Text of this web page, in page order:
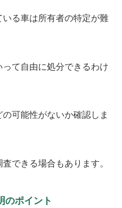
る車は所有者の特定が難
て自由に処分できるわけ
可能性がないか確認しま
できる場合もあります。
のポイント